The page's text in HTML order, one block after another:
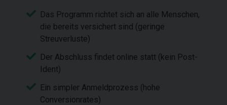
Das Programm richtet sich an alle Menschen,
die bereits versichert sind (geringe
Streuverluste)
Der Abschluss findet online statt (kein Post-
Ident)
Ein simpler Anmeldprozess (hohe
Conversionrates)